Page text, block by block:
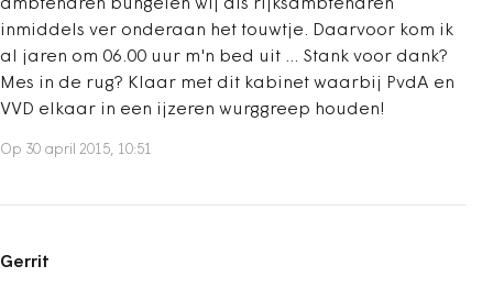
ambtenaren bungelen wij als rijksambtenaren
inmiddels ver onderaan het touwtje. Daarvoor kom ik
al jaren om 06.00 uur m'n bed uit ... Stank voor dank?
Mes in de rug? Klaar met dit kabinet waarbij PvdA en
VVD elkaar in een ijzeren wurggreep houden!
Op 30 april 2015, 10:51
Gerrit